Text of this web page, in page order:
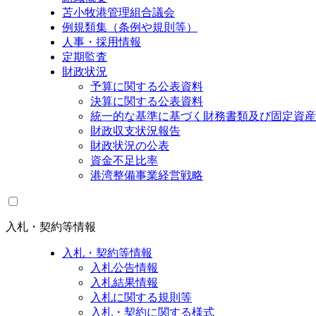
苫小牧港管理組合議会
例規類集（条例や規則等）
人事・採用情報
定期監査
財政状況
予算に関する公表資料
決算に関する公表資料
統一的な基準に基づく財務書類及び固定資
財政収支状況報告
財政状況の公表
資金不足比率
港湾整備事業経営戦略
入札・契約等情報
入札・契約等情報
入札公告情報
入札結果情報
入札に関する規則等
入札・契約に関する様式